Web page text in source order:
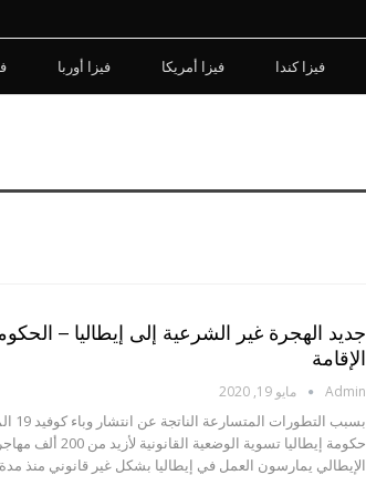
فيزا كندا فيزا أمريكا فيزا أوربا
جديد الهجرة غير الشرعية إلى إيطاليا –
الإقامة
Admin مايو 19, 2020
حكومة إيطاليا
الإيطالي يمارسون العمل في إيطاليا بشكل غير قانوني منذ